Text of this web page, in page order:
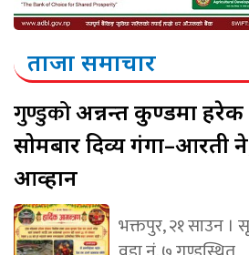
ताजा समाचार
गुण्डुकोअन्नन्त कुण्डमा
सोमबार दिव्य गंगा–आरती
आव्हान
भक्तपुर, २१ साउन ।